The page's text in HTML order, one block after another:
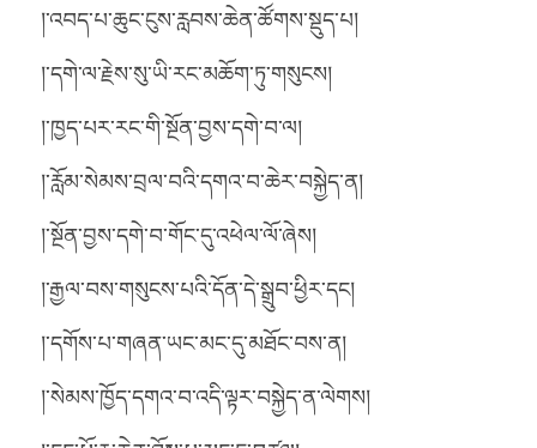
།་འབད་པ་ཆུང་ངུས་རླབས་ཆེན་ཚོགས་སྡུད་པ།
།་དགེ་ལ་རྗེས་སུ་ཡི་རང་མཆོག་ཏུ་གསུངས།
།་ཁྱད་པར་རང་གི་སྔོན་བྱས་དགེ་བ་ལ།
།་རློམ་སེམས་བྲལ་བའི་དགའ་བ་ཆེར་བསྐྱེད་ན།
།་སྔོན་བྱས་དགེ་བ་གོང་དུ་འཕེལ་ལོ་ཞེས།
།་རྒྱལ་བས་གསུངས་པའི་དོན་དེ་སྒྲུབ་ཕྱིར་དང།
།་དགོས་པ་གཞན་ཡང་མང་དུ་མཐོང་བས་ན།
།་སེམས་ཁྱོད་དགའ་བ་འདི་ལྟར་བསྐྱེད་ན་ལེགས།